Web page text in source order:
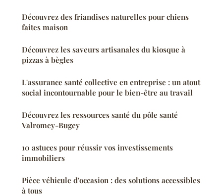
Découvrez des friandises naturelles pour chiens
faites maison
Découvrez les saveurs artisanales du kiosque à
pizzas à bègles
L'assurance santé collective en entreprise : un atout
social incontournable pour le bien-être au travail
Découvrez les ressources santé du pôle santé
Valromey-Bugey
10 astuces pour réussir vos investissements
immobiliers
Pièce véhicule d'occasion : des solutions accessibles
à tous